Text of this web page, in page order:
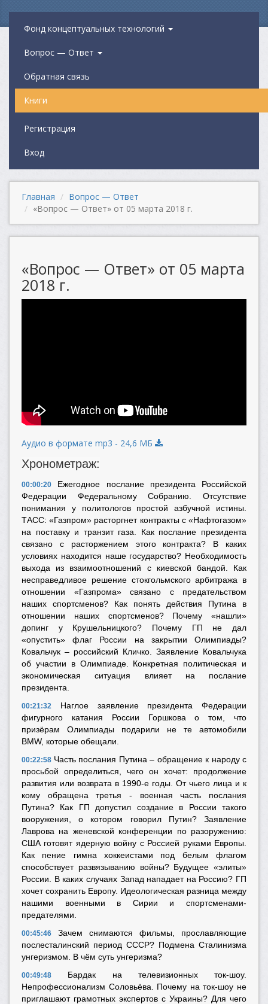
Фонд концептуальных технологий
Вопрос — Ответ
Обратная связь
Книги
Регистрация
Вход
Главная
Вопрос — Ответ
«Вопрос — Ответ» от 05 марта 2018 г.
«Вопрос — Ответ» от 05 марта
2018 г.
Аудио в формате mp3 - 24,6 МБ
Хронометраж:
00:00:20
Ежегодное послание президента Российской
Федерации Федеральному Собранию. Отсутствие
понимания у политологов простой азбучной истины.
ТАСС: «Газпром» расторгнет контракты с «Нафтогазом»
на поставку и транзит газа. Как послание президента
связано с расторжением этого контракта? В каких
условиях находится наше государство? Необходимость
выхода из взаимоотношений с киевской бандой. Как
несправедливое решение стокгольмского арбитража в
отношении «Газпрома» связано с предательством
наших спортсменов? Как понять действия Путина в
отношении наших спортсменов? Почему «нашли»
допинг у Крушельницкого? Почему ГП не дал
«опустить» флаг России на закрытии Олимпиады?
Ковальчук – российский Кличко. Заявление Ковальчука
об участии в Олимпиаде. Конкретная политическая и
экономическая ситуация влияет на послание
президента.
00:21:32 Наглое заявление президента Федерации
фигурного катания России Горшкова о том, что
призёрам Олимпиады подарили не те автомобили
BMW, которые обещали.
00:22:58 Часть послания Путина – обращение к народу с
просьбой определиться, чего он хочет: продолжение
развития или возврата в 1990-е годы. От чьего лица и к
кому обращена третья - военная часть послания
Путина? Как ГП допустил создание в России такого
вооружения, о котором говорил Путин? Заявление
Лаврова на женевской конференции по разоружению:
США готовят ядерную войну с Россией руками Европы.
Как пение гимна хоккеистами под белым флагом
способствует развязыванию войны? Будущее «элиты»
России. В каких случаях Запад нападает на Россию? ГП
хочет сохранить Европу. Идеологическая разница между
нашими военными в Сирии и спортсменами-
предателями.
00:45:46 Зачем снимаются фильмы, прославляющие
послесталинский период СССР? Подмена Сталинизма
унгеризмом. В чём суть унгеризма?
00:49:48 Бардак на телевизионных ток-шоу.
Непрофессионализм Соловьёва. Почему на ток-шоу не
приглашают грамотных экспертов с Украины? Для чего